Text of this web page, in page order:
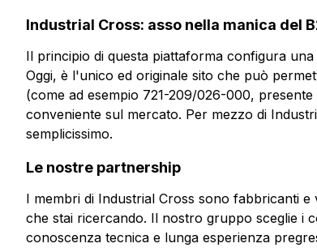
Industrial Cross: asso nella manica del
Il principio di questa piattaforma configura
Oggi, è l'unico ed originale sito che può
(come ad esempio 721-209/026-000,
conveniente sul mercato. Per mezzo di
semplicissimo.
Le nostre partnership
I membri di Industrial Cross sono fabbricanti
che stai ricercando. Il nostro gruppo sceglie i
conoscenza tecnica e lunga esperienza